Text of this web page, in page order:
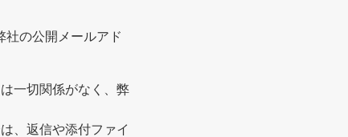
社の公開メールアド
一切関係がなく、弊
、返信や添付ファイ